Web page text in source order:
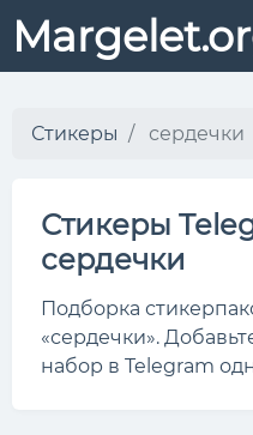
Стикеры сердечки
Стикеры
сердечки
Подборка
«сердечки».
набор в Telegram